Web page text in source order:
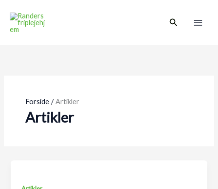
indholdet
Søg
Forside Artikler
Artikler